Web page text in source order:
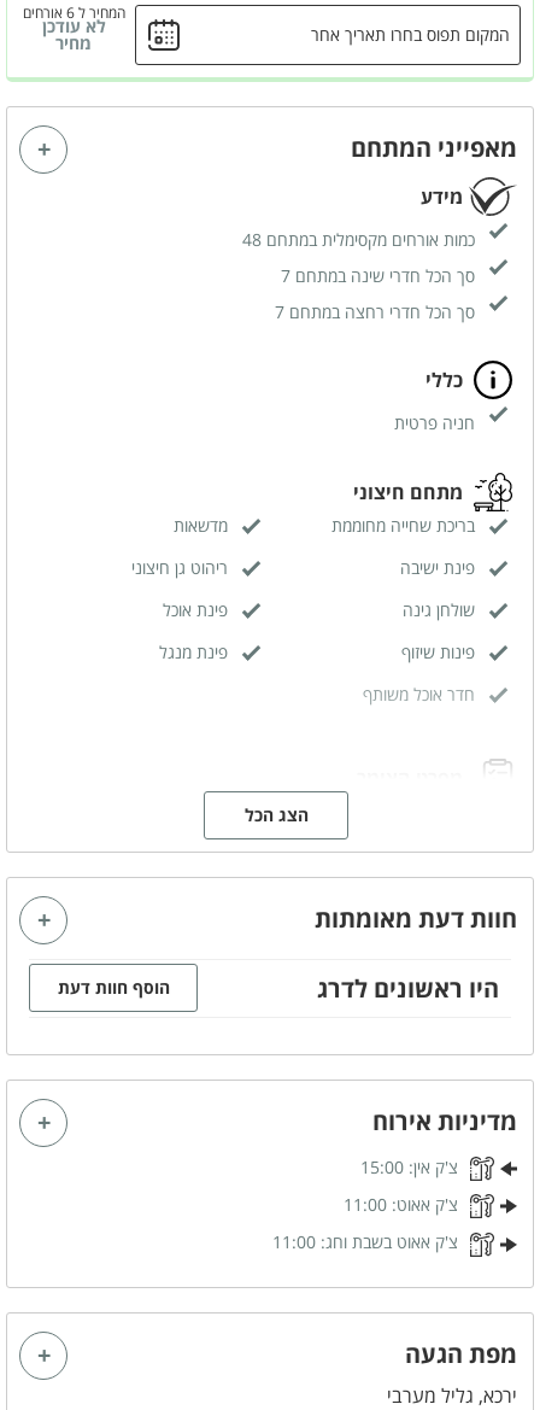
המחיר ל 6 אורחים
לא עודכן
מחיר המקום תפוס בחרו תאריך אחר
מאפייני המתחם
מידע
כמות אורחים מקסימלית במתחם 48
סך הכל חדרי שינה במתחם 7
סך הכל חדרי רחצה במתחם 7
כללי
חניה פרטית
מתחם חיצוני
בריכת שחייה מחוממת
מדשאות
פינת ישיבה
ריהוט גן חיצוני
שולחן גינה
פינת אוכל
פינות שיזוף
פינת מנגל
חדר אוכל משותף
מטבחון מאובזר
מזגן
משפחות
זוגות
מסיבת רווקים
הצעות נישואין
במיוחד לילדים
מגלשה
הצג הכל
חוות דעת מאומתות
היו ראשונים לדרג הוסף חוות דעת
מדיניות אירוח
צ'ק אין: 15:00
צ'ק אאוט: 11:00
צ'ק אאוט בשבת וחג: 11:00
מפת הגעה
ירכא, גליל מערבי